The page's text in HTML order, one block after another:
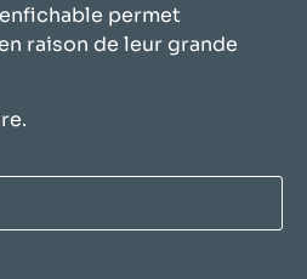
permet
raison de leur grande